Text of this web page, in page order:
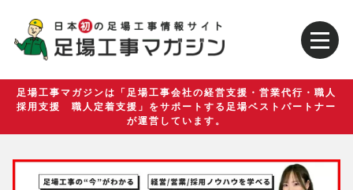
足場工事マガジンは「足場工事会社の経営支援・営業代行・職人
採用支援 職人定着支援」をサポートする足場ベストパートナー
が運営しています。